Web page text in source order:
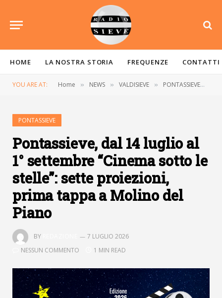
HOME LA NOSTRA STORIA FREQUENZE CONTATTI
YOU ARE AT: Home » NEWS » VALDISIEVE » PONTASSIEVE
PONTASSIEVE
Pontassieve, dal 14 luglio al
1° settembre “Cinema sotto le
stelle”: sette proiezioni,
prima tappa a Molino del
Piano
BY
7 LUGLIO 2026
NESSUN COMMENTO
1 MIN READ